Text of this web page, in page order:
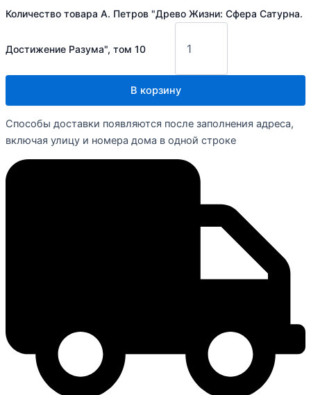
Количество товара А. Петров "Древо Жизни: Сфера Сатурна.
Достижение Разума", том 10
В корзину
Способы доставки появляются после заполнения адреса,
включая улицу и номера дома в одной строке